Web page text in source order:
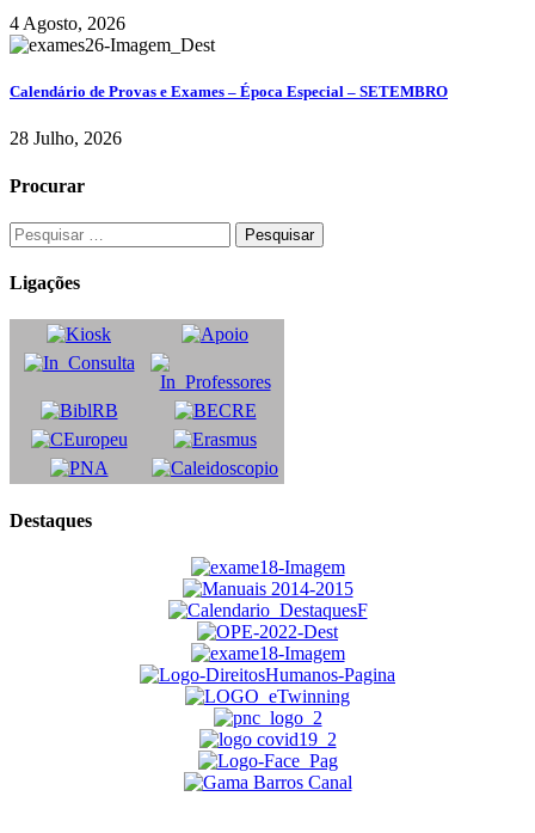
4 Agosto, 2026
Calendário de Provas e Exames – Época Especial – SETEMBRO
28 Julho, 2026
Procurar
Ligações
Destaques